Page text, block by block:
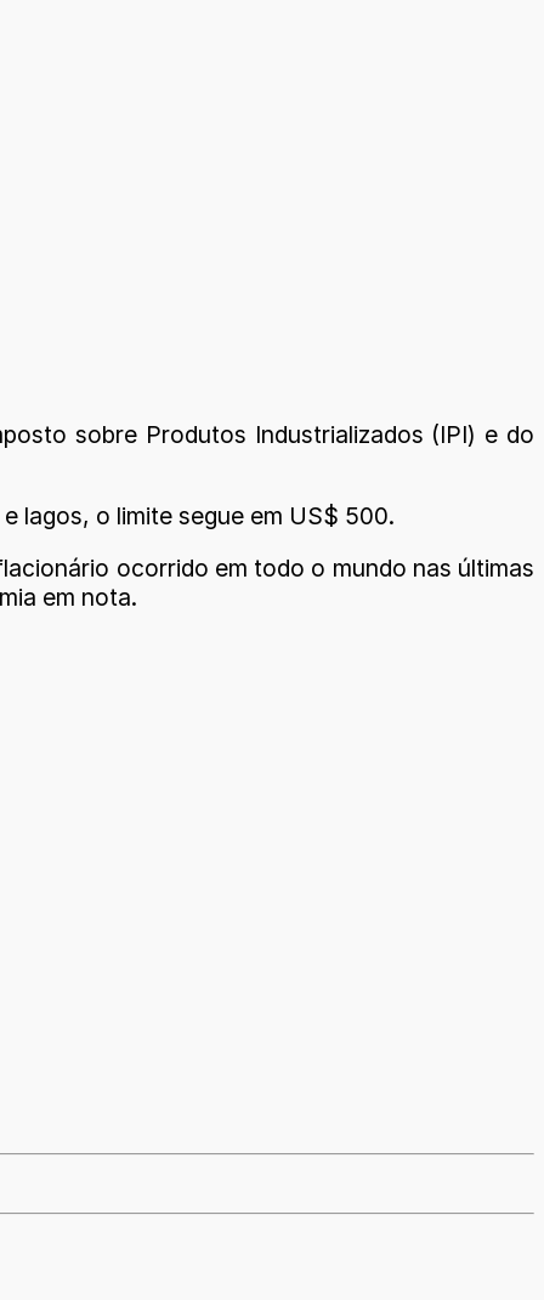
sobre Produtos Industrializados (IPI) e do
lagos, o limite segue em US$ 500.
ocorrido em todo o mundo nas últimas
em nota.